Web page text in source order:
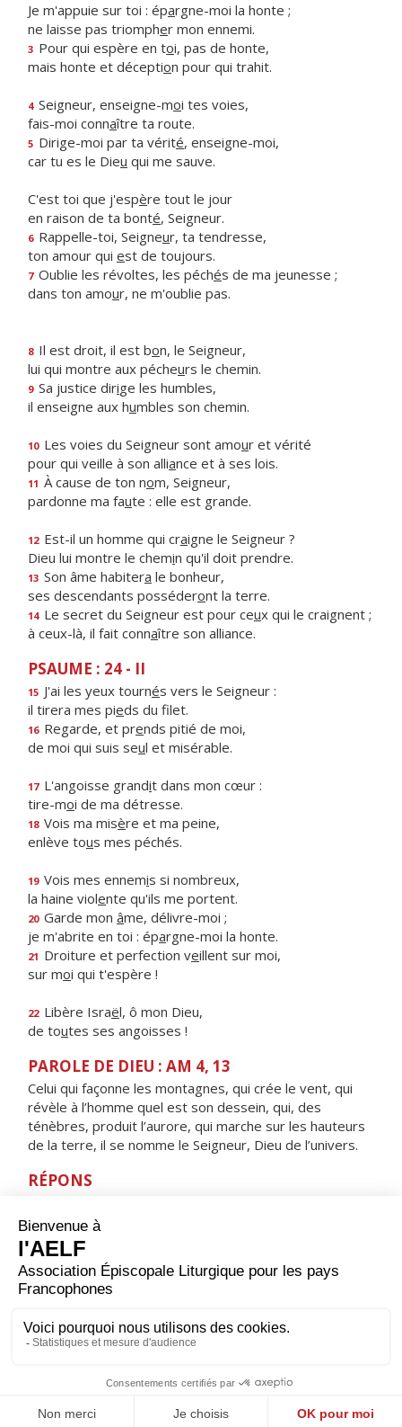
Je m'appuie sur toi : épargne-moi la honte ;
ne laisse pas triompher mon ennemi.
3 Pour qui espère en toi, pas de honte,
mais honte et déception pour qui trahit.
4 Seigneur, enseigne-moi tes voies,
fais-moi connaître ta route.
5 Dirige-moi par ta vérité, enseigne-moi,
car tu es le Dieu qui me sauve.
C'est toi que j'espère tout le jour
en raison de ta bonté, Seigneur.
6 Rappelle-toi, Seigneur, ta tendresse,
ton amour qui est de toujours.
7 Oublie les révoltes, les péchés de ma jeunesse ;
dans ton amour, ne m'oublie pas.
8 Il est droit, il est bon, le Seigneur,
lui qui montre aux pécheurs le chemin.
9 Sa justice dirige les humbles,
il enseigne aux humbles son chemin.
10 Les voies du Seigneur sont amour et vérité
pour qui veille à son alliance et à ses lois.
11 À cause de ton nom, Seigneur,
pardonne ma faute : elle est grande.
12 Est-il un homme qui craigne le Seigneur ?
Dieu lui montre le chemin qu'il doit prendre.
13 Son âme habitera le bonheur,
ses descendants posséderont la terre.
14 Le secret du Seigneur est pour ceux qui le craignent ;
à ceux-là, il fait connaître son alliance.
PSAUME : 24 - II
15 J'ai les yeux tournés vers le Seigneur :
il tirera mes pieds du filet.
16 Regarde, et prends pitié de moi,
de moi qui suis seul et misérable.
17 L'angoisse grandit dans mon cœur :
tire-moi de ma détresse.
18 Vois ma misère et ma peine,
enlève tous mes péchés.
19 Vois mes ennemis si nombreux,
la haine violente qu'ils me portent.
20 Garde mon âme, délivre-moi ;
je m'abrite en toi : épargne-moi la honte.
21 Droiture et perfection veillent sur moi,
sur moi qui t'espère !
22 Libère Israël, ô mon Dieu,
de toutes ses angoisses !
PAROLE DE DIEU : AM 4, 13
Celui qui façonne les montagnes, qui crée le vent, qui
révèle à l’homme quel est son dessein, qui, des
ténèbres, produit l’aurore, qui marche sur les hauteurs
de la terre, il se nomme le Seigneur, Dieu de l’univers.
RÉPONS
:
à lui haute gloire, louange éternelle.
ORAISON
Père saint, nous rappelant cette heure où l'Esprit
vivre tout au long de cette journée de l'amour révélé